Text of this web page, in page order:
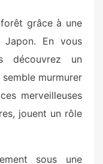
grâce à une
Japon. En vous
découvrez un
murmurer
merveilleuses
jouent un rôle
sous une